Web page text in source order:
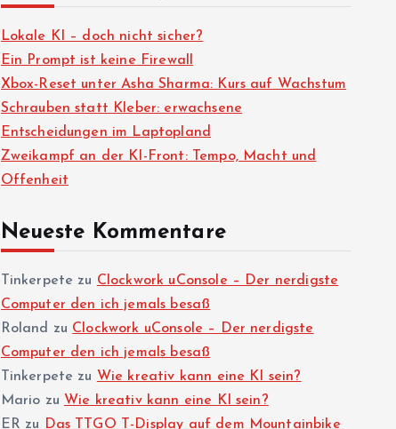
Lokale KI – doch nicht sicher?
Ein Prompt ist keine Firewall
Xbox-Reset unter Asha Sharma: Kurs auf Wachstum
Schrauben statt Kleber: erwachsene
Entscheidungen im Laptopland
Zweikampf an der KI-Front: Tempo, Macht und
Offenheit
Neueste Kommentare
Tinkerpete zu Clockwork uConsole – Der nerdigste
Computer den ich jemals besaß
Roland
zu Clockwork uConsole – Der nerdigste
Computer den ich jemals besaß
Tinkerpete zu Wie kreativ kann eine KI sein?
Mario zu Wie kreativ kann eine KI sein?
ER zu Das TTGO T-Display auf dem Mountainbike